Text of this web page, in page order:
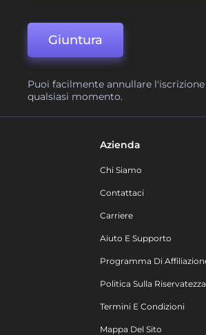
Giuntura
Puoi facilmente annullare
qualsiasi momento.
Azienda
Chi Siamo
Contattaci
Carriere
Aiuto E Supporto
Programma Di
Politica Sulla Riservatezza
Termini E Condizioni
Mappa Del Sito